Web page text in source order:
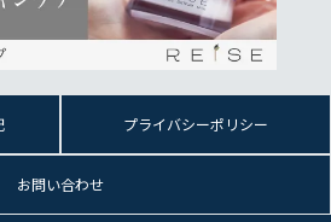
プライバシーポリシー
お問い合わせ